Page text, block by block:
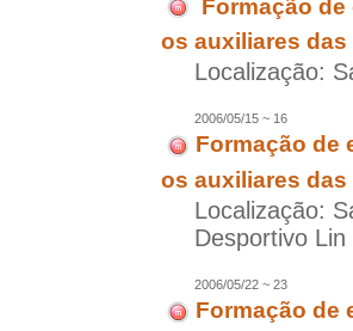
Formação
os auxiliares
Localização:
2006/05/15 ~ 16
Formação de
os auxiliares
Localização:
Desportivo Lin
2006/05/22 ~ 23
Formação de